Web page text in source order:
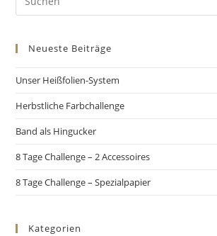
Neueste Beiträge
Unser Heißfolien-System
Herbstliche Farbchallenge
Band als Hingucker
8 Tage Challenge – 2 Accessoires
8 Tage Challenge – Spezialpapier
Kategorien